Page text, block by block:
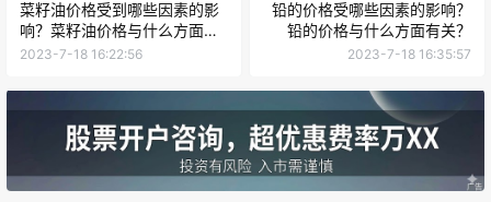
菜籽油价格受到哪些因素的影
响？菜籽油价格与什么方面有
关？
2023-7-18 16:22:56
铅的价格受哪些因素的影响？
铅的价格与什么方面有关？
2023-7-18 16:35:57